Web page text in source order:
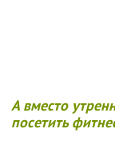
А вместо
посетить